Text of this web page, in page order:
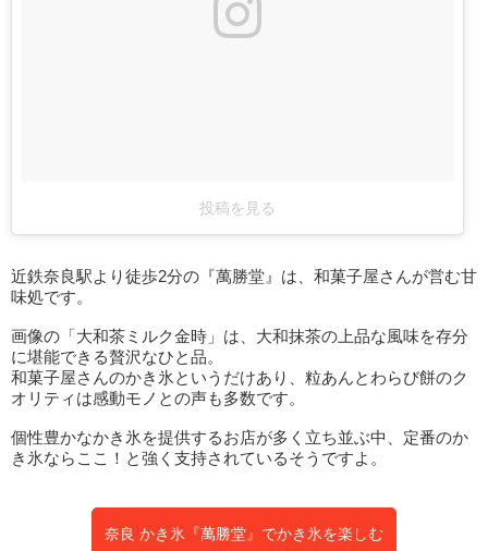
投稿を見る
近鉄奈良駅より徒歩2分の『萬勝堂』は、和菓子屋さんが営む甘
味処です。
画像の「大和茶ミルク金時」は、大和抹茶の上品な風味を存分
に堪能できる贅沢なひと品。
和菓子屋さんのかき氷というだけあり、粒あんとわらび餅のク
オリティは感動モノとの声も多数です。
個性豊かなかき氷を提供するお店が多く立ち並ぶ中、定番のか
き氷ならここ！と強く支持されているそうですよ。
奈良 かき氷『萬勝堂』でかき氷を楽しむ